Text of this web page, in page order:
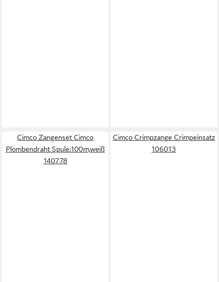
Cimco Zangenset Cimco
Plombendraht Spule:100m,weiß
140778
Cimco Crimpzange Crimpeinsatz
106013